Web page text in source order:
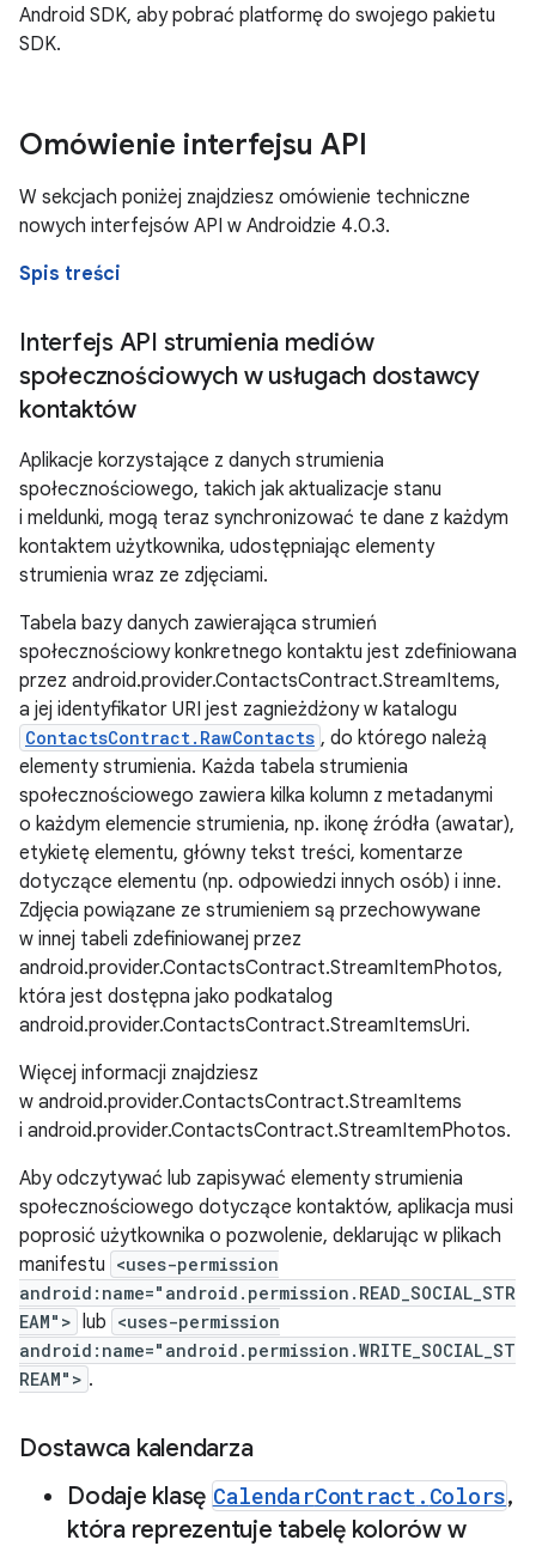
Android SDK, aby pobrać platformę do swojego pakietu
SDK.
Omówienie interfejsu API
W sekcjach poniżej znajdziesz omówienie techniczne
nowych interfejsów API w Androidzie 4.0.3.
Spis treści
Interfejs API strumienia mediów
społecznościowych w usługach dostawcy
kontaktów
Aplikacje korzystające z danych strumienia
społecznościowego, takich jak aktualizacje stanu
i meldunki, mogą teraz synchronizować te dane z każdym
kontaktem użytkownika, udostępniając elementy
strumienia wraz ze zdjęciami.
Tabela bazy danych zawierająca strumień
społecznościowy konkretnego kontaktu jest zdefiniowana
przez android.provider.ContactsContract.StreamItems,
a jej identyfikator URI jest zagnieżdżony w katalogu
ContactsContract.RawContacts , do którego należą
elementy strumienia. Każda tabela strumienia
społecznościowego zawiera kilka kolumn z metadanymi
o każdym elemencie strumienia, np. ikonę źródła (awatar),
etykietę elementu, główny tekst treści, komentarze
dotyczące elementu (np. odpowiedzi innych osób) i inne.
Zdjęcia powiązane ze strumieniem są przechowywane
w innej tabeli zdefiniowanej przez
android.provider.ContactsContract.StreamItemPhotos,
która jest dostępna jako podkatalog
android.provider.ContactsContract.StreamItemsUri.
Więcej informacji znajdziesz
w android.provider.ContactsContract.StreamItems
i android.provider.ContactsContract.StreamItemPhotos.
Aby odczytywać lub zapisywać elementy strumienia
społecznościowego dotyczące kontaktów, aplikacja musi
poprosić użytkownika o pozwolenie, deklarując w plikach
manifestu <uses-permission
android:name="android.permission.READ_SOCIAL_STR
EAM"> lub <uses-permission
android:name="android.permission.WRITE_SOCIAL_ST
REAM"> .
Dostawca kalendarza
Dodaje klasę CalendarContract . Colors,
która reprezentuje tabelę kolorów w